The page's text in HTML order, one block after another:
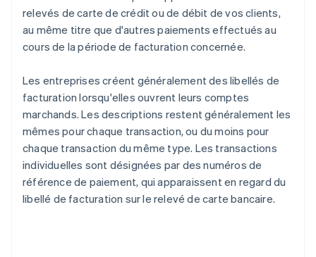
relevés de carte de crédit ou de débit de vos clients,
au même titre que d'autres paiements effectués au
cours de la période de facturation concernée.
Les entreprises créent généralement des libellés de
facturation lorsqu'elles ouvrent leurs comptes
marchands. Les descriptions restent généralement les
mêmes pour chaque transaction, ou du moins pour
chaque transaction du même type. Les transactions
individuelles sont désignées par des numéros de
référence de paiement, qui apparaissent en regard du
libellé de facturation sur le relevé de carte bancaire.